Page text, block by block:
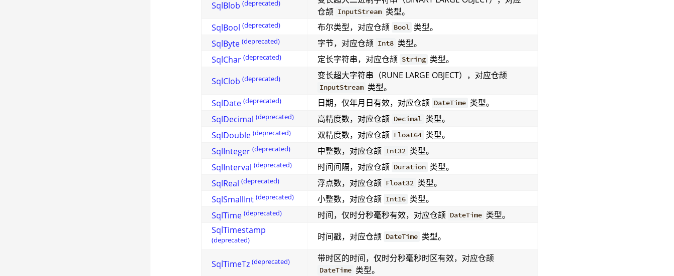
SqlBlob (deprecated)
仓颉 InputStream 类型。
SqlBool (deprecated) 布尔类型，对应仓颉 Bool 类型。
SqlByte (deprecated) 字节，对应仓颉 Int8 类型。
SqlChar (deprecated) 定长字符串，对应仓颉 String 类型。
SqlClob (deprecated) 变长超大字符串（RUNE LARGE OBJECT），对应仓颉
InputStream 类型。
SqlDate (deprecated) 日期，仅年月日有效，对应仓颉 DateTime 类型。
SqlDecimal (deprecated) 高精度数，对应仓颉 Decimal 类型。
SqlDouble (deprecated) 双精度数，对应仓颉 Float64 类型。
SqlInteger (deprecated) 中整数，对应仓颉 Int32 类型。
SqlInterval (deprecated) 时间间隔，对应仓颉 Duration 类型。
SqlReal (deprecated) 浮点数，对应仓颉 Float32 类型。
SqlSmallInt (deprecated) 小整数，对应仓颉 Int16 类型。
SqlTime (deprecated) 时间，仅时分秒毫秒有效，对应仓颉 DateTime 类型。
SqlTimestamp
(deprecated) 时间戳，对应仓颉 DateTime 类型。
SqlTimeTz (deprecated) 带时区的时间，仅时分秒毫秒时区有效，对应仓颉
DateTime 类型。